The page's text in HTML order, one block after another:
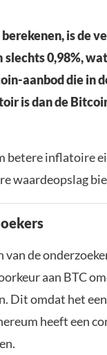
berekenen, is de
0,98%,
aanbod die in
is dan de
betere inflatoire
waardeopslag
van de
aan BTC
Dit omdat het
heeft een